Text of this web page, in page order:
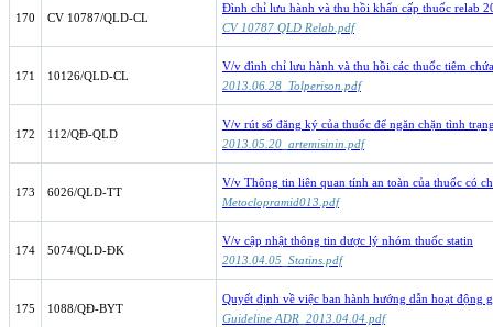
170 CV 10787/QLD-CL
Đình chỉ lưu hành và thu hồi khẩn cấp thuốc relab
CV 10787 QLD Relab.pdf
171 10126/QLD-CL
V/v đình chỉ lưu hành và thu hồi các thuốc tiêm
2013.06.28_Tolperison.pdf
172 112/QĐ-QLD
V/v rút số đăng ký của thuốc để ngăn chặn tình
2013.05.20_artemisinin.pdf
173 6026/QLD-TT
V/v Thông tin liên quan tính an toàn của thuốc có
Metoclopramid013.pdf
174 5074/QLD-ĐK
V/v cập nhật thông tin dược lý nhóm thuốc statin
2013.04.05_Statins.pdf
175 1088/QĐ-BYT
Quyết định về việc ban hành hướng dẫn hoạt động
Guideline ADR_2013.04.04.pdf